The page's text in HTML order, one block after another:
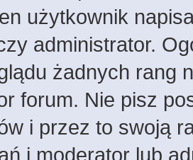
użytkownik
administrator.
żadnych rang
forum. Nie pisz
i przez to swoją
i moderator lub